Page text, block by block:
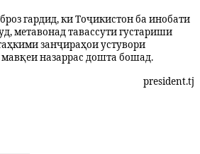
гардид, ки Тоҷикистон ба инобати
метавонад тавассути густариши
занҷираҳои устувори
мавқеи назаррас дошта бошад.
president.tj